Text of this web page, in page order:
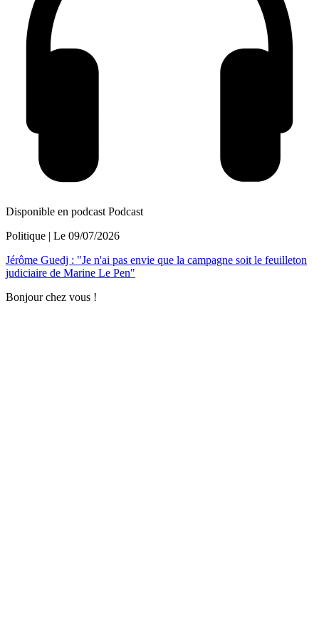
Disponible en podcast Podcast
Politique | Le 09/07/2026
Jérôme Guedj : "Je n'ai pas envie que la campagne soit le feuilleton
judiciaire de Marine Le Pen"
Bonjour chez vous !